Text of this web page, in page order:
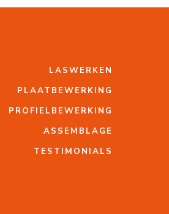
LASWERKEN
PLAATBEWERKING
PROFIELBEWERKING
ASSEMBLAGE
TESTIMONIALS